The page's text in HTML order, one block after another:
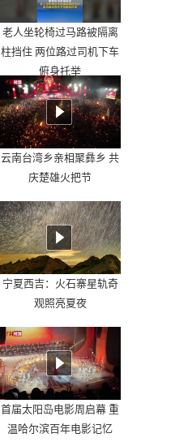
老人坐轮椅过马路被隔离
柱挡住 两位路过司机下车
俯身托举
云南台湾乡亲相聚彝乡 共
庆楚雄火把节
宁夏西吉：火石寨星轨奇
观照亮夏夜
首届太阳岛电影周启幕 重
温哈尔滨百年电影记忆